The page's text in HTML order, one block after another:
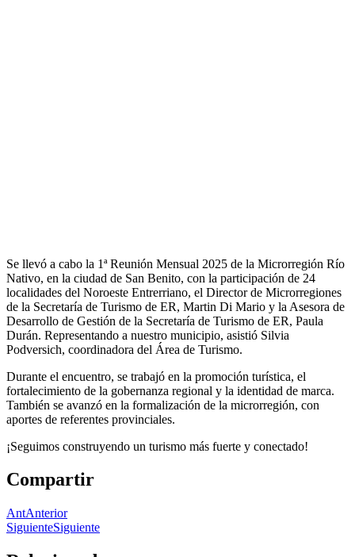
Se llevó a cabo la 1ª Reunión Mensual 2025 de la Microrregión Río
Nativo, en la ciudad de San Benito, con la participación de 24
localidades del Noroeste Entrerriano, el Director de Microrregiones
de la Secretaría de Turismo de ER, Martin Di Mario y la Asesora de
Desarrollo de Gestión de la Secretaría de Turismo de ER, Paula
Durán. Representando a nuestro municipio, asistió Silvia
Podversich, coordinadora del Área de Turismo.
Durante el encuentro, se trabajó en la promoción turística, el
fortalecimiento de la gobernanza regional y la identidad de marca.
También se avanzó en la formalización de la microrregión, con
aportes de referentes provinciales.
¡Seguimos construyendo un turismo más fuerte y conectado!
Compartir
AntAnterior
SiguienteSiguiente